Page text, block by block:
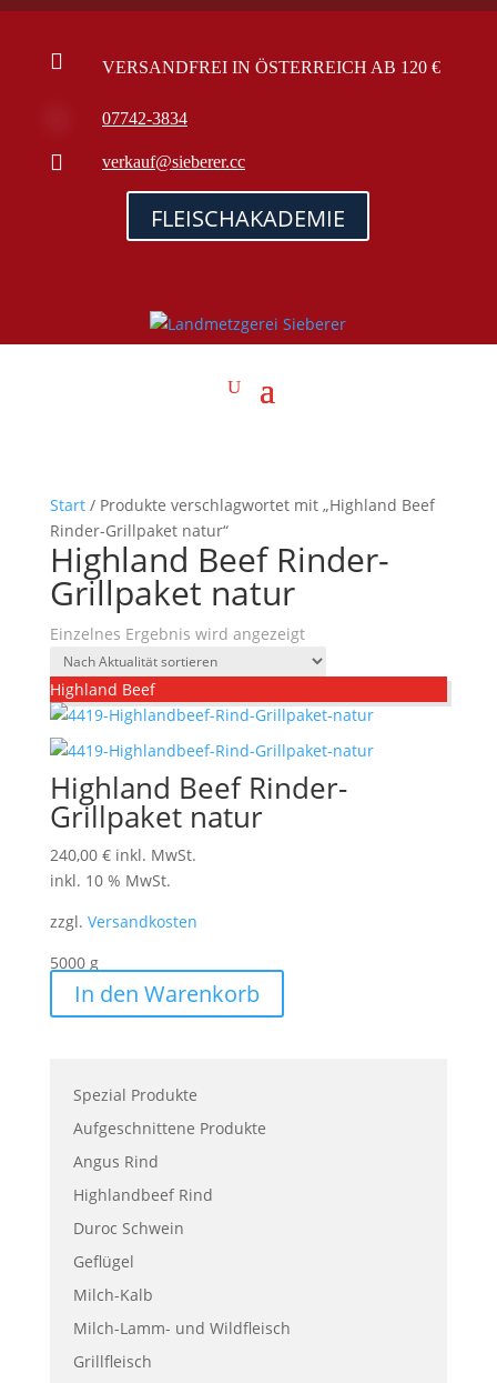
 VERSANDFREI IN ÖSTERREICH AB 120 €
07742-3834
 verkauf@sieberer.cc
FLEISCHAKADEMIE
Start/ Produkte verschlagwortet mit „Highland Beef
Rinder-Grillpaket natur“
Highland Beef Rinder-
Grillpaket natur
Einzelnes Ergebnis wird angezeigt
Highland Beef
Highland Beef Rinder-
Grillpaket natur
240,00 € inkl. MwSt.
inkl. 10 % MwSt.
zzgl. Versandkosten
5000 g
In den Warenkorb
Spezial Produkte
Aufgeschnittene Produkte
Angus Rind
Highlandbeef Rind
Duroc Schwein
Geflügel
Milch-Kalb
Milch-Lamm- und Wildfleisch
Grillfleisch